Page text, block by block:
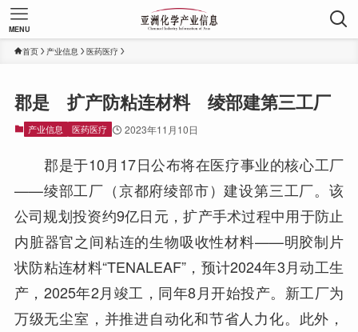
MENU
首页 产业信息 医药医疗
郡是 扩产防粘连材料 绫部建第三工厂
产业信息 医药医疗 2023年11月10日
郡是于10月17日公布将在医疗事业的核心工厂
——绫部工厂（京都府绫部市）建设第三工厂。该
公司规划投资约9亿日元，扩产手术过程中用于防止
内脏器官之间粘连的生物吸收性材料——明胶制片
状防粘连材料“TENALEAF”，预计2024年3月动工生
产，2025年2月竣工，同年8月开始投产。新工厂为
万级无尘室，并推进自动化和节省人力化。此外，